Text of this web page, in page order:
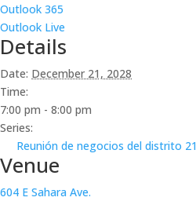
Outlook 365
Outlook Live
Details
Date: December 21, 2028
Time:
7:00 pm - 8:00 pm
Series:
Reunión de negocios del distrito 21
Venue
604 E Sahara Ave.